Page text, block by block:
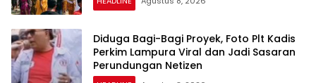
Diduga Bagi-Bagi Proyek, Foto Plt Kadis
Perkim Lampura Viral dan Jadi Sasaran
Perundungan Netizen